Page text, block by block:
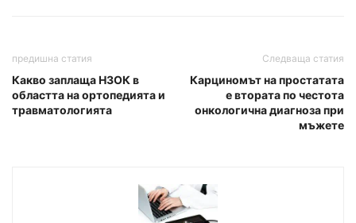
предишна статия
Какво заплаща НЗОК в
областта на ортопедията и
травматологията
Следваща статия
Карциномът на простатата
е втората по честота
онкологична диагноза при
мъжете